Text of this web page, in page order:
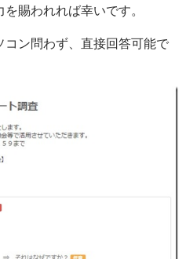
賜われれば幸いです。
ン問わず、直接回答可能で